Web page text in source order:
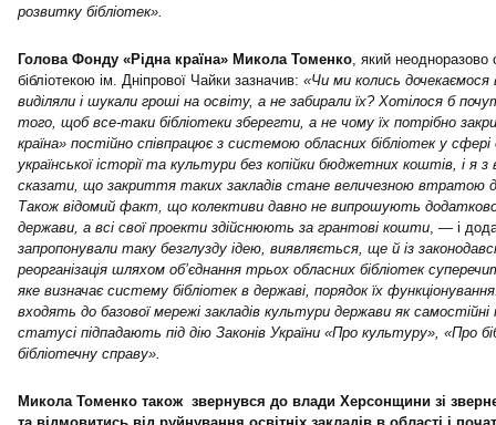
розвитку бібліотек».
Голова Фонду «Рідна країна» Микола Томенко, який неодноразово
бібліотекою ім. Дніпрової Чайки зазначив: «Чи ми колись дочекаємося
виділяли і шукали гроші на освіту, а не забирали їх? Хотілося б
того, щоб все-таки бібліотеки зберегти, а не чому їх потрібно
країна» постійно співпрацює з системою обласних бібліотек у
української історії та культури без копійки бюджетних коштів, і я
сказати, що закриття таких закладів стане величезною втратою
Також відомий факт, що колективи давно не випрошують
держави, а всі свої проекти здійснюють за грантові кошти, — і
запропонували таку безглузду ідею, виявляється, ще й із
реорганізація шляхом об’єднання трьох обласних бібліотек
яке визначає систему бібліотек в державі, порядок їх
входять до базової мережі закладів культури держави як
статусі підпадають під дію Законів України «Про культуру», «Про
бібліотечну справу».
Микола Томенко також звернувся до влади Херсонщини зі